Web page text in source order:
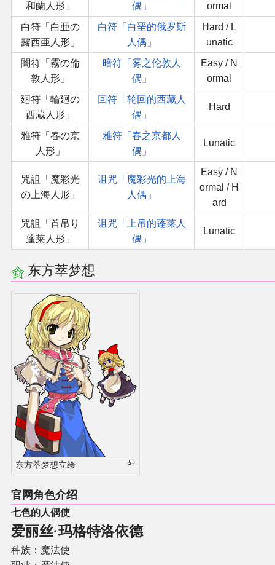
和蘭人形」
偶」
ormal
白符「白亜の
露西亜人形」
白符「白垩的俄罗斯
人偶」
Hard / L
unatic
闇符「霧の倫
敦人形」
暗符「雾之伦敦人
偶」
Easy / N
ormal
廻符「輪廻の
西蔵人形」
回符「轮回的西藏人
偶」
Hard
雅符「春の京
人形」
雅符「春之京都人
偶」
Lunatic
咒詛「魔彩光
の上海人形」
诅咒「魔彩光的上海
人偶」
Easy / N
ormal / H
ard
咒詛「首吊り
蓬莱人形」
诅咒「上吊的蓬莱人
偶」
Lunatic
东方萃梦想
东方萃梦想立绘
官网角色介绍
七色的人偶使
爱丽丝·玛格特洛依德
种族：魔法使